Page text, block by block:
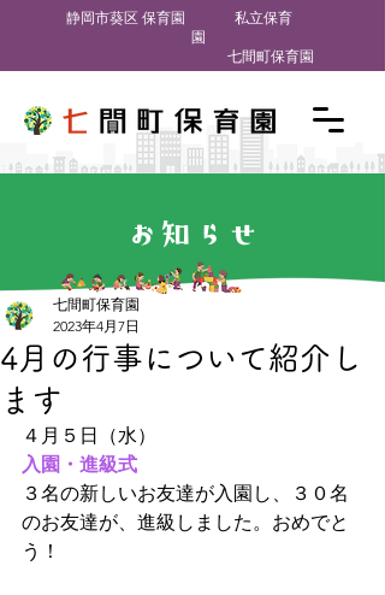
私立保育
園
七間町保育園
​静岡市葵区 保育園
お知らせ
4月の行事について紹介し
ます
七間町保育園
2023年4月7日
４月５日（水）
入園・進級式
３名の新しいお友達が入園し、３０名
のお友達が、進級しました。おめでと
う！